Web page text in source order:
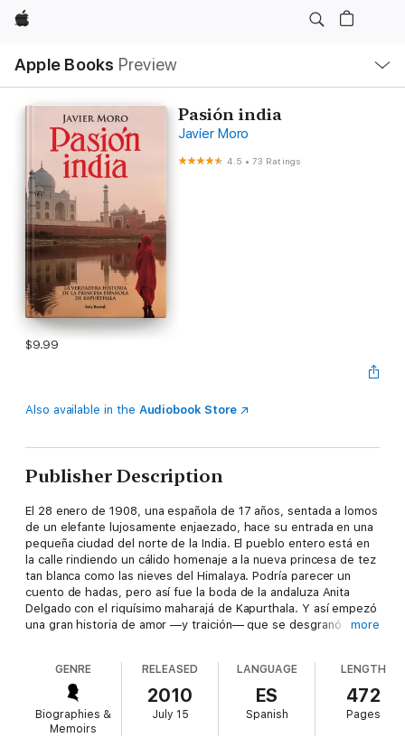
Apple
Apple Books Preview
Nav
Open
Menu
Pasión india
Javier Moro
4.5 •73 Ratings
$9.99
Also available in the Audiobook Store
Publisher Description
El 28 enero de 1908, una española de 17 años, sentada a lomos
de un elefante lujosamente enjaezado, hace su entrada en una
pequeña ciudad del norte de la India. El pueblo entero está en
la calle rindiendo un cálido homenaje a la nueva princesa de tez
tan blanca como las nieves del Himalaya. Podría parecer un
cuento de hadas, pero así fue la boda de la andaluza Anita
Delgado con el riquísimo maharajá de Kapurthala. Y así empezó
una gran historia de amor —y traición— que se desgranó
Tras realizar minuciosas investigaciones en Europa y en la India,
Javier Moro —autor deEl pie de Jaipur
Las montañas de Buda
y coautor de Era medianoche en Bhopal— revela con todo lujo
de detalles los secretos de aquella relación que culminó con
more
GENRE
Biographies &
Memoirs
RELEASED
2010
July 15
LANGUAGE
ES
Spanish
LENGTH
472
Pages